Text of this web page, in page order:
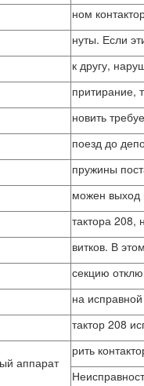
ном
нуты. Если
к другу,
притирание,
новить
поезд до
пружины
можен выход
тактора 208,
витков. В
секцию
на
тактор 208
аппарат
рить